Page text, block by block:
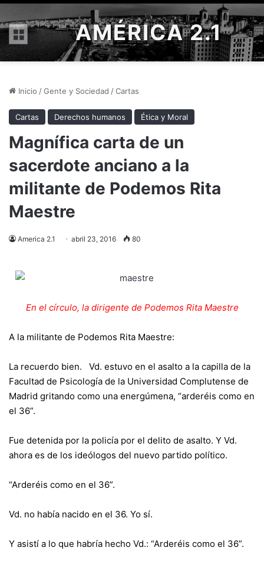
Menú AMÉRICA 2.1
Inicio /Gente y Sociedad /Cartas
Cartas Derechos humanos Ética y Moral
Magnífica carta de un
sacerdote anciano a la
militante de Podemos Rita
Maestre
America 2.1 abril 23, 2016 80
En el círculo, la dirigente de Podemos Rita Maestre
A la militante de Podemos Rita Maestre:
La recuerdo bien. Vd. estuvo en el asalto a la capilla de la
Facultad de Psicología de la Universidad Complutense de
Madrid gritando como una energúmena, “arderéis como en
el 36”.
Fue detenida por la policía por el delito de asalto. Y Vd.
ahora es de los ideólogos del nuevo partido político.
“Arderéis como en el 36”.
Vd. no había nacido en el 36. Yo sí.
Y asistí a lo que habría hecho Vd.: “Arderéis como el 36”.